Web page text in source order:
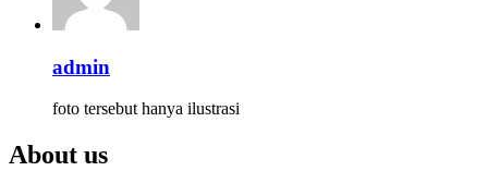
admin
foto tersebut hanya ilustrasi
About us